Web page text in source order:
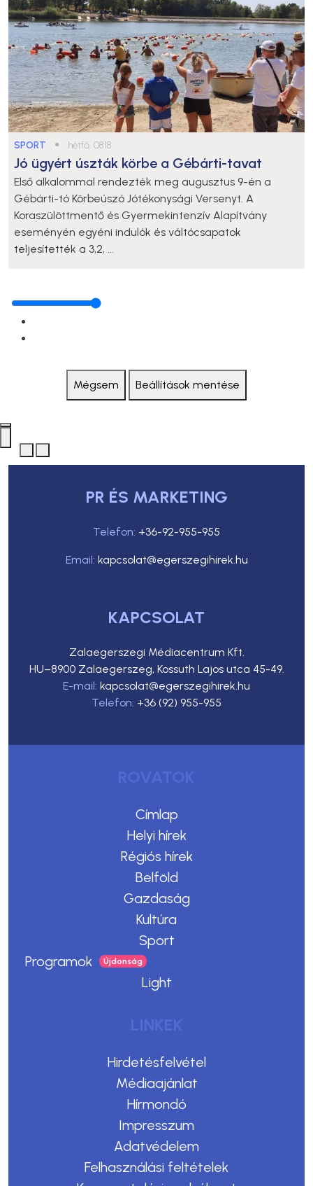
SPORT ● hétfő, 08:18
Jó ügyért úszták körbe a Gébárti-tavat
Első alkalommal rendezték meg augusztus 9-én a
Gébárti-tó Körbeúszó Jótékonysági Versenyt. A
Koraszülöttmentő és Gyermekintenzív Alapítvány
eseményén egyéni indulók és váltócsapatok
teljesítették a 3,2, ...
Mégsem Beállítások mentése
PR ÉS MARKETING
Telefon: +36-92-955-955
Email: kapcsolat@egerszegihirek.hu
KAPCSOLAT
Zalaegerszegi Médiacentrum Kft.
HU–8900 Zalaegerszeg, Kossuth Lajos utca 45-49.
E-mail: kapcsolat@egerszegihirek.hu
Telefon: +36 (92) 955-955
ROVATOK
Címlap
Helyi hírek
Régiós hírek
Belföld
Gazdaság
Kultúra
Sport
Programok
Light
LINKEK
Hirdetésfelvétel
Médiaajánlat
Hírmondó
Impresszum
Adatvédelem
Felhasználási feltételek